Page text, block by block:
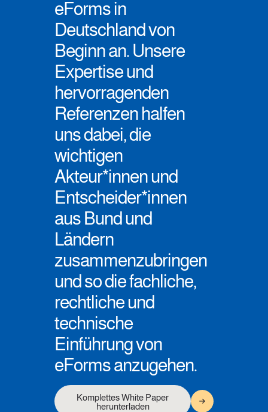
eForms in
Deutschland von
Beginn an. Unsere
Expertise und
hervorragenden
Referenzen halfen
uns dabei, die
wichtigen
Akteur*innen und
Entscheider*innen
aus Bund und
Ländern
zusammenzubringen
und so die fachliche,
rechtliche und
technische
Einführung von
eForms anzugehen.
Komplettes White Paper
herunterladen